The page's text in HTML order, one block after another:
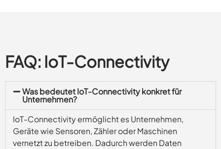
FAQ: IoT-Connectivity
Was bedeutet IoT-Connectivity konkret für
Unternehmen?
IoT-Connectivity ermöglicht es Unternehmen,
Geräte wie Sensoren, Zähler oder Maschinen
vernetzt zu betreiben. Dadurch werden Daten